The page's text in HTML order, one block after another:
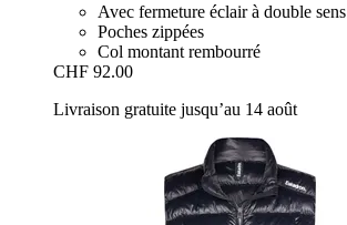
Avec fermeture éclair à double sens
Poches zippées
Col montant rembourré
CHF 92.00
Livraison gratuite jusqu’au 14 août